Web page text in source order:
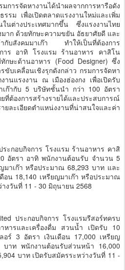
การจัดหางานได้นำผลจากการหารือดัง
รรม เพื่อเปิดตลาดแรงงานใหม่และเพิ่ม
ในต่างประเทศมากขึ้น ซึ่งแรงงานไทย
มาก ด้วยทักษะความขยัน อัธยาศัยดี และ
ากับสังคมมาเก๊า ทำให้เป็นที่ต้องการ
การ อาทิ โรงแรม ร้านอาหาร คาสิโน
กษะด้านอาหาร (Food Designer) ซึ่ง
ขับเคลื่อนเชิงรุกดังกล่าว กรมการจัดหา
านแรงงาน ณ เมืองฮ่องกง เพื่อเปิดรับ
เก๊ากับ 5 บริษัทชั้นนำ กว่า 100 อัตรา
ที่ต้องการสร้างรายได้และประสบการณ์
เอียดตำแหน่งงานที่น่าสนใจและค่า
ะกอบกิจการ โรงแรม ร้านอาหาร คาสิ
อัตรา อาทิ พนักงานต้อนรับ จำนวน 5
มาเก๊า หรือประมาณ 68,293 บาท และ
อน 18,140 เหรียญมาเก๊า หรือประมาณ
งวันที่ 11 - 30 มิถุนายน 2568
ประกอบกิจการ โรงแรมรีสอร์ทครบ
ารและเครื่องดื่ม สวนน้ำ เปิดรับ 10
ร์ 3 อัตรา เงินเดือน 17,000 เหรียญ
าท พนักงานต้อนรับส่วนหน้า 16,000
บาท เปิดรับสมัครระหว่างวันที่ 11 -